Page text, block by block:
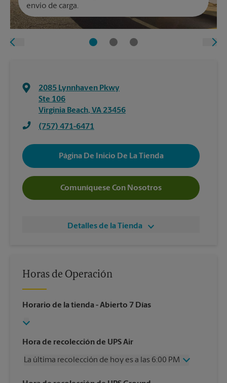
envío de carga.
2085 Lynnhaven Pkwy
Ste 106
Virginia Beach, VA 23456
(757) 471-6471
Página De Inicio De La Tienda
Comuníquese Con Nosotros
Detalles de la Tienda
Horas de Operación
Horario de la tienda - Abierto 7 Días
Hora de recolección de UPS Air
La última recolección de hoy es a las 6:00 PM